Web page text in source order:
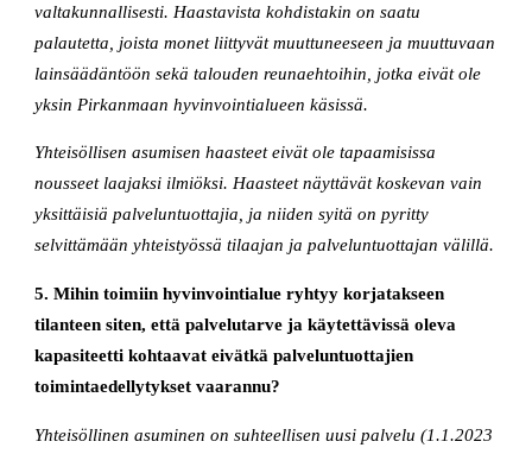
valtakunnallisesti. Haastavista kohdistakin on saatu
palautetta, joista monet liittyvät muuttuneeseen ja muuttuvaan
lainsäädäntöön sekä talouden reunaehtoihin, jotka eivät ole
yksin Pirkanmaan hyvinvointialueen käsissä.
Yhteisöllisen asumisen haasteet eivät ole tapaamisissa
nousseet laajaksi ilmiöksi. Haasteet näyttävät koskevan vain
yksittäisiä palveluntuottajia, ja niiden syitä on pyritty
selvittämään yhteistyössä tilaajan ja palveluntuottajan välillä.
5. Mihin toimiin hyvinvointialue ryhtyy korjatakseen
tilanteen siten, että palvelutarve ja käytettävissä oleva
kapasiteetti kohtaavat eivätkä palveluntuottajien
toimintaedellytykset vaarannu?
Yhteisöllinen asuminen on suhteellisen uusi palvelu (1.1.2023